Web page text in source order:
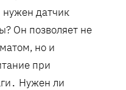
нужен датчик
Он позволяет не
но и
при
Нужен ли